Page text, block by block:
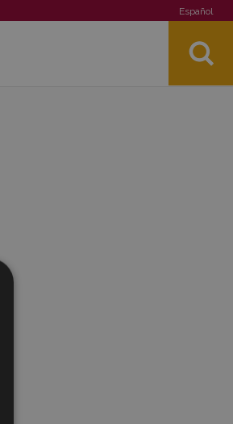
Español